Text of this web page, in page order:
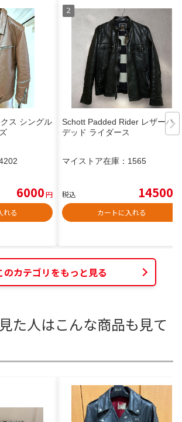
ス シングル
6000円
れる
Schott Padded Rider レザーパ
デッド ライダース
マイストア在庫： 1565
税込 14500
カートに入れる
のカテゴリをもっと見る
た人はこんな商品も見て